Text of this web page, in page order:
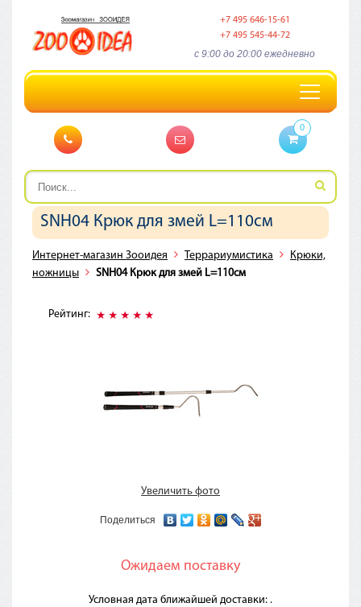
+7 495 646-15-61
+7 495 545-44-72
c 9:00 до 20:00 ежедневно
Toggle
navigation
0
SNH04 Крюк для змей L=110см
Интернет-магазин Зооидея Террариумистика
Крюки,
ножницы
SNH04 Крюк для змей L=110см
Рейтинг:
Увеличить фото
Поделиться
Ожидаем поставку
Условная дата ближайшей доставки: .